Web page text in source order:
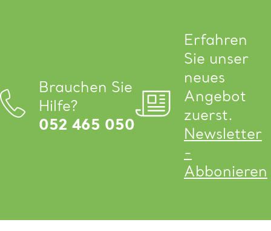
Brauchen Sie
Hilfe?
052 465 050
Erfahren
Sie unser
neues
Angebot
zuerst.
Newsletter
-
Abbonieren